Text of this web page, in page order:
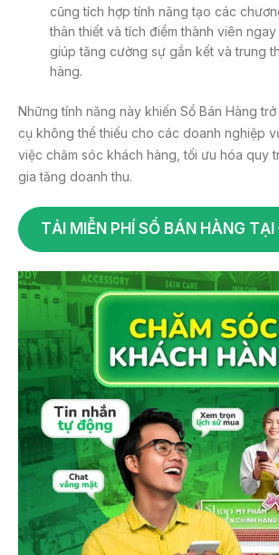
cũng tích hợp tính năng tạo các
thân thiết và tích điểm thành viên
giúp tăng cường sự gắn kết và trung
hàng.
Những tính năng này khiến Sổ Bán Hàng
cụ không thể thiếu cho các doanh nghiệp
việc chăm sóc khách hàng, tối ưu hóa quy
gia tăng doanh thu.
TẢI MIỄN PHÍ SỔ BÁN HÀNG